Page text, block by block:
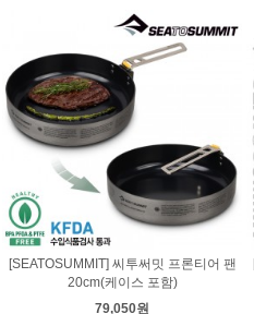
[SEATOSUMMIT] 씨투써밋 프론티어 팬
20cm(케이스 포함)
79,050원